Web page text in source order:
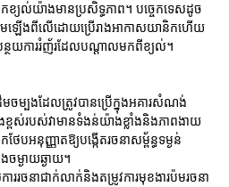
ខ្យល់យ៉ាងមានប្រសិទ្ធភាព។ បច្ចេកទេសដូច
ប៉មឡើងពីលើដោយប្រើរាងអាកាសយានិកហើយ
ថយការរំញ័រដែលបណ្តាលមកពីខ្យល់។
មចម្បងដែលត្រូវបានប្រើក្នុងអគារសំណង់
ខ្ពស់របស់វាមានទំងន់យ៉ាងខ្លាំងនិងភាពងាយ
អនុញ្ញាតឱ្យបង្កើតរចនាសម្ព័ន្ធទម្ងន់
ចម្ងាយឆ្ងាយ។
ររចនាជាក់លាក់និងតម្រូវការមុខងារប៉មរចនា